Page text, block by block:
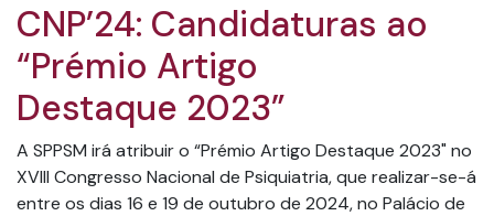
CNP’24: Candidaturas ao
“Prémio Artigo
Destaque 2023”
A SPPSM irá atribuir o “Prémio Artigo Destaque 2023" no
XVIII Congresso Nacional de Psiquiatria, que realizar-se-á
entre os dias 16 e 19 de outubro de 2024, no Palácio de